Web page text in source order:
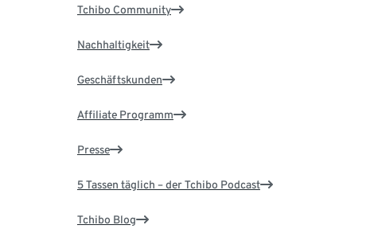
Tchibo Community
Nachhaltigkeit
Geschäftskunden
Affiliate Programm
Presse
5 Tassen täglich – der Tchibo Podcast
Tchibo Blog